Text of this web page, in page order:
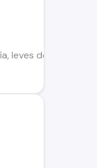
leves detalles